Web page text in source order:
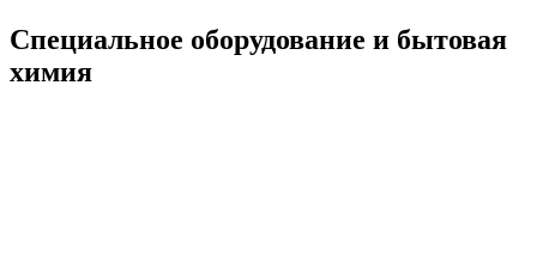
Специальное оборудование и бытовая
химия